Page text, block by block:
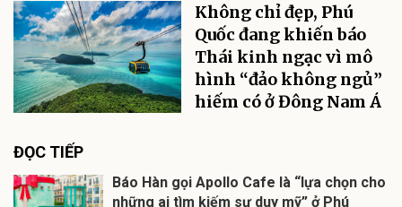
Không chỉ đẹp, Phú
Quốc đang khiến báo
Thái kinh ngạc vì mô
hình “đảo không ngủ”
hiếm có ở Đông Nam Á
ĐỌC TIẾP
Báo Hàn gọi Apollo Cafe là “lựa chọn cho
những ai tìm kiếm sự duy mỹ” ở Phú